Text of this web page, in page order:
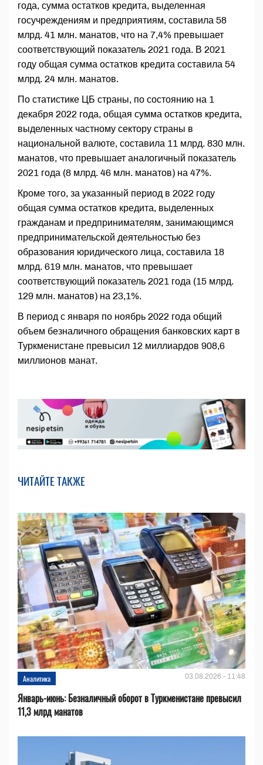
года, сумма остатков кредита, выделенная
госучреждениям и предприятиям, составила 58
млрд. 41 млн. манатов, что на 7,4% превышает
соответствующий показатель 2021 года. В 2021
году общая сумма остатков кредита составила 54
млрд. 24 млн. манатов.
По статистике ЦБ страны, по состоянию на 1
декабря 2022 года, общая сумма остатков кредита,
выделенных частному сектору страны в
национальной валюте, составила 11 млрд. 830 млн.
манатов, что превышает аналогичный показатель
2021 года (8 млрд. 46 млн. манатов) на 47%.
Кроме того, за указанный период в 2022 году
общая сумма остатков кредита, выделенных
гражданам и предпринимателям, занимающимся
предпринимательской деятельностью без
образования юридического лица, составила 18
млрд. 619 млн. манатов, что превышает
соответствующий показатель 2021 года (15 млрд.
129 млн. манатов) на 23,1%.
В период с января по ноябрь 2022 года общий
объем безналичного обращения банковских карт в
Туркменистане превысил 12 миллиардов 908,6
миллионов манат.
ЧИТАЙТЕ ТАКЖЕ
Аналитика 03.08.2026 - 11:48
Январь-июнь: Безналичный оборот в Туркменистане превысил
11,3 млрд манатов